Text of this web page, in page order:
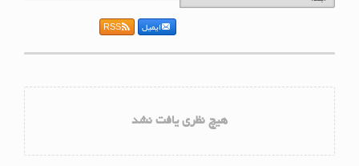
ایمیل RSS
هیچ نظری یافت نشد